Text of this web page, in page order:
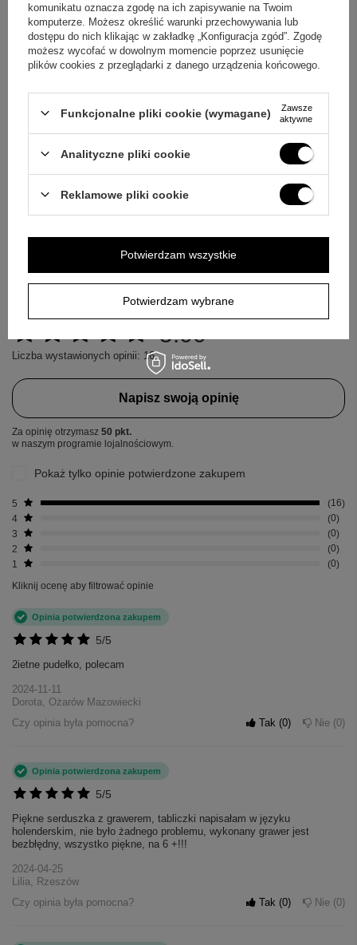
polityką prywatności. Przesyłając je, akceptujesz jej postanowienia.
E-mail
OPINIE
5.00
Liczba wystawionych opinii: 16
Napisz swoją opinię
Za opinię otrzymasz 50 pkt.
w naszym programie lojalnościowym.
Pokaż tylko opinie potwierdzone zakupem
5
16
4
0
3
0
2
0
1
0
Kliknij ocenę aby filtrować opinie
5/5
Opinia potwierdzona zakupem
2ietne pudełko, polecam
2024-11-11
Dorota, Ożarów Mazowiecki
Czy opinia była pomocna?
Tak 0 Nie 0
5/5
Opinia potwierdzona zakupem
Piękne serduszka z grawerem, tabliczki napisałam w języku
holenderskim, nie było żadnego problemu, wykonany grawer jest
bezbłędny, wszystko piękne, na 6 +!!!
2024-04-25
Lilia, Rzeszów
Czy opinia była pomocna?
Tak 0 Nie 0
komunikatu oznacza zgodę na ich zapisywanie na Twoim
komputerze. Możesz określić warunki przechowywania lub
dostępu do nich klikając w zakładkę „Konfiguracja zgód”. Zgodę
możesz wycofać w dowolnym momencie poprzez usunięcie
plików cookies z przeglądarki z danego urządzenia końcowego.
Funkcjonalne pliki cookie (wymagane)
Zawsze
aktywne
Analityczne pliki cookie
Reklamowe pliki cookie
Potwierdzam wybrane
Potwierdzam wszystkie